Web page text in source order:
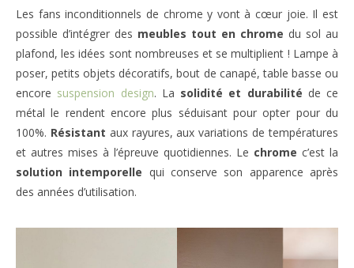
Les fans inconditionnels de chrome y vont à cœur joie. Il est
possible d’intégrer des meubles tout en chrome du sol au
plafond, les idées sont nombreuses et se multiplient ! Lampe à
poser, petits objets décoratifs, bout de canapé, table basse ou
encore suspension design. La solidité et durabilité de ce
métal le rendent encore plus séduisant pour opter pour du
100%. Résistant aux rayures, aux variations de températures
et autres mises à l’épreuve quotidiennes. Le chrome c’est la
solution intemporelle qui conserve son apparence après
des années d’utilisation.